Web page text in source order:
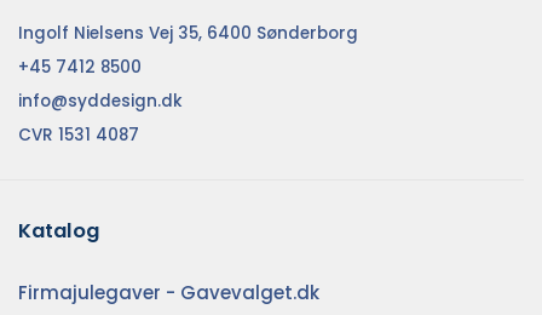
Ingolf Nielsens Vej 35, 6400 Sønderborg
+45 7412 8500
info@syddesign.dk
CVR 1531 4087
Katalog
Firmajulegaver - Gavevalget.dk